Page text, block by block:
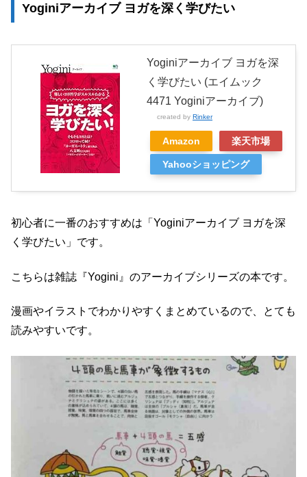
Yoginiアーカイブ ヨガを深く学びたい
Yoginiアーカイブ ヨガを深
く学びたい (エイムック
4471 Yoginiアーカイブ)
created by Rinker
Amazon 楽天市場
Yahooショッピング
初心者に一番のおすすめは「Yoginiアーカイブ ヨガを深
く学びたい」です。
こちらは雑誌『Yogini』のアーカイブシリーズの本です。
漫画やイラストでわかりやすくまとめているので、とても
読みやすいです。